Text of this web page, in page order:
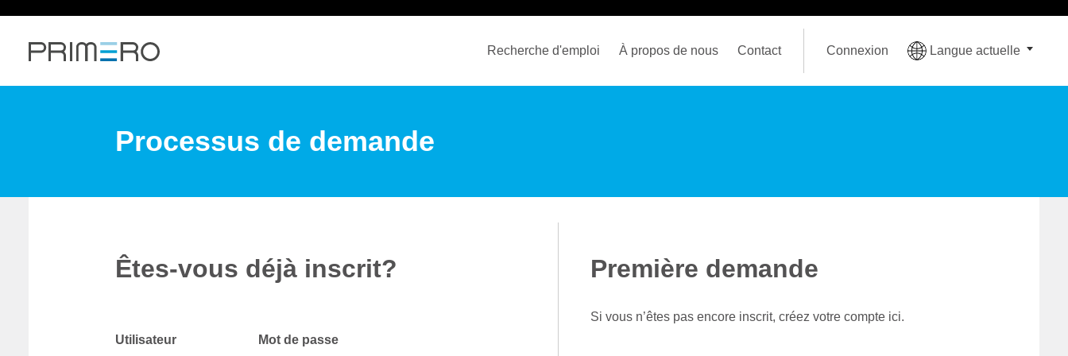
Recherche d'emploi À propos de nous Contact Connexion Langue actuelle
Processus de demande
Êtes-vous déjà inscrit?
Connexion : utilisateur et mot de passe
Utilisateur Mot de passe
Première demande
Si vous n’êtes pas encore inscrit, créez votre compte ici.